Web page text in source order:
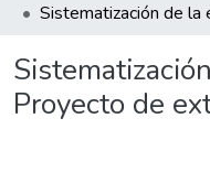
Proyecto de